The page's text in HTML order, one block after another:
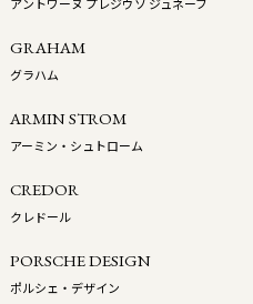
GRAHAM
グラハム
ARMIN STROM
アーミン・シュトローム
CREDOR
クレドール
PORSCHE DESIGN
ポルシェ・デザイン